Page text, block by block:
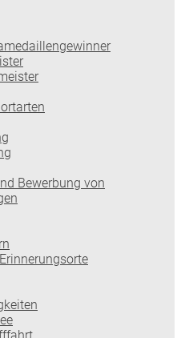
Bewerbung von